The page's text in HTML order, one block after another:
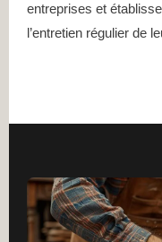
entreprises et
l’entretien régulier de